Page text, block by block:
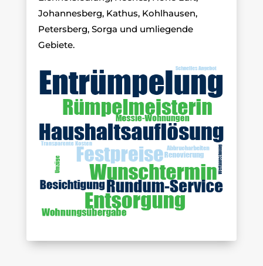
Johannesberg, Kathus, Kohlhausen,
Petersberg, Sorga und umliegende
Gebiete.